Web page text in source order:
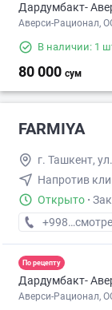
Дардумбакт-
Аверси-Рационал,
В наличии: 1
80 000 сум
FARMIYA
г. Ташкент,
Напротив
Открыто ·
+998 (95)
По рецепту
Дардумбакт-
Аверси-Рационал,